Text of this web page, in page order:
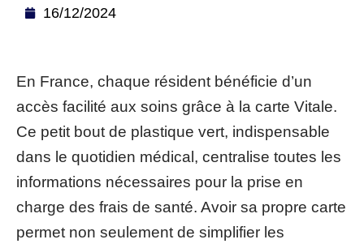
16/12/2024
En France, chaque résident bénéficie d’un
accès facilité aux soins grâce à la carte Vitale.
Ce petit bout de plastique vert, indispensable
dans le quotidien médical, centralise toutes les
informations nécessaires pour la prise en
charge des frais de santé. Avoir sa propre carte
permet non seulement de simplifier les